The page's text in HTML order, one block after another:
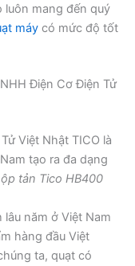
luôn mang đến quý
máycó mức độ tốt
Điện Cơ Điện Tử
Việt Nhật TICO là
tạo ra đa dạng
tản Tico HB400
năm ở Việt Nam
hàng đầu Việt
ta, quạt có